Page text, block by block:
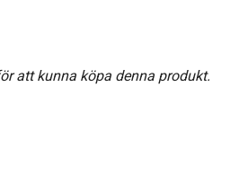
att kunna köpa denna produkt.